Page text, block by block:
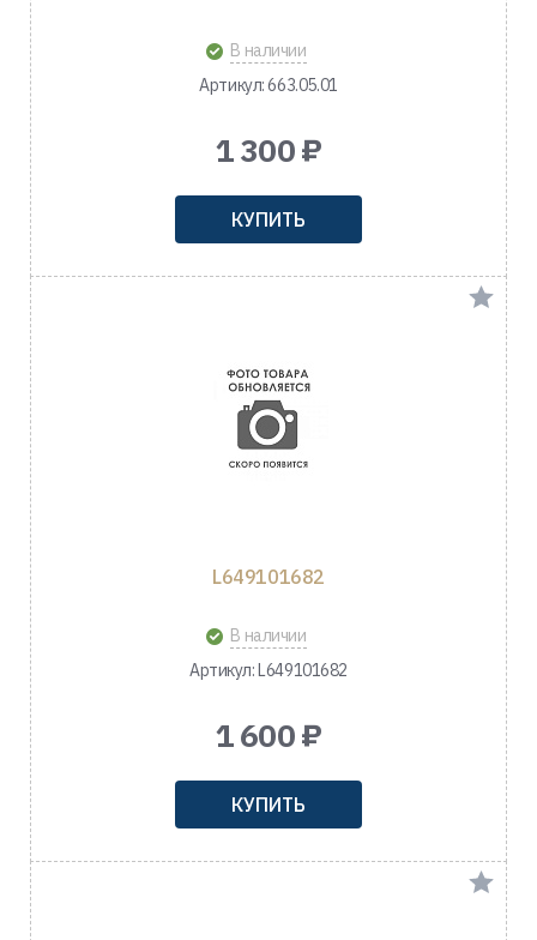
В наличии
Артикул: 663.05.01
1 300 ₽
КУПИТЬ
L649101682
В наличии
Артикул: L649101682
1 600 ₽
КУПИТЬ